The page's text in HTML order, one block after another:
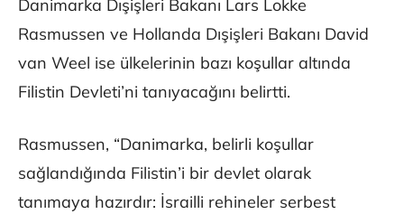
Danimarka Dışişleri Bakanı Lars Lokke
Rasmussen ve Hollanda Dışişleri Bakanı David
van Weel ise ülkelerinin bazı koşullar altında
Filistin Devleti’ni tanıyacağını belirtti.
Rasmussen, “Danimarka, belirli koşullar
sağlandığında Filistin’i bir devlet olarak
tanımaya hazırdır: İsrailli rehineler serbest